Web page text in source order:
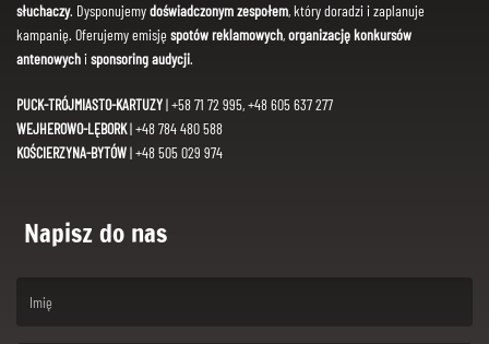
słuchaczy. Dysponujemydoświadczonym zespołem, który doradzi i zaplanuje
kampanię. Oferujemy emisję spotów reklamowych,organizację konkursów
antenowychi sponsoring audycji.
PUCK-TRÓJMIASTO-KARTUZY| +58 71 72 995, +48 605 637 277
WEJHEROWO-LĘBORK| +48 784 480 588
KOŚCIERZYNA-BYTÓW| +48 505 029 974
Napisz do nas